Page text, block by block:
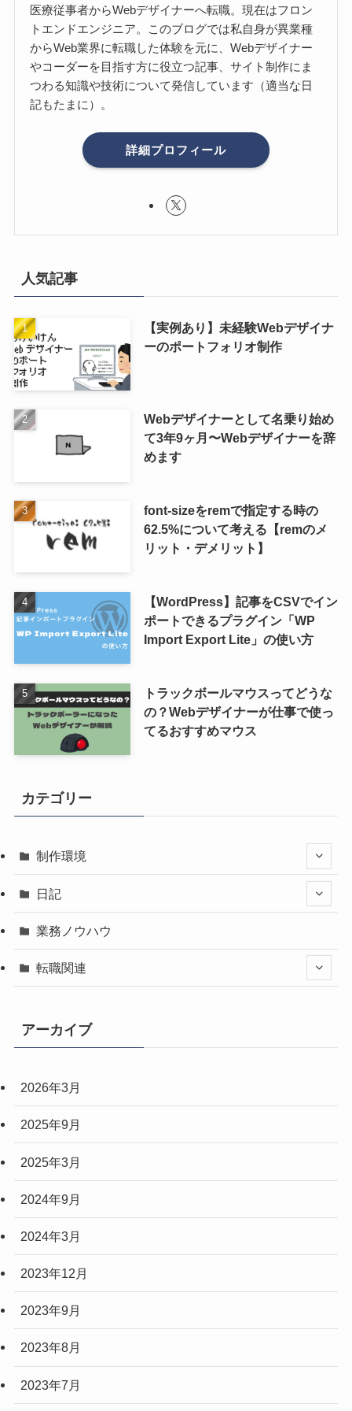
医療従事者からWebデザイナーへ転職。現在はフロン
トエンドエンジニア。このブログでは私自身が異業種
からWeb業界に転職した体験を元に、Webデザイナー
やコーダーを目指す方に役立つ記事、サイト制作にま
つわる知識や技術について発信しています（適当な日
記もたまに）。
詳細プロフィール
人気記事
【実例あり】未経験Webデザイナ
ーのポートフォリオ制作
Webデザイナーとして名乗り始め
て3年9ヶ月〜Webデザイナーを辞
めます
font-sizeをremで指定する時の
62.5%について考える【remのメ
リット・デメリット】
【WordPress】記事をCSVでイン
ポートできるプラグイン「WP
Import Export Lite」の使い方
トラックボールマウスってどうな
の？Webデザイナーが仕事で使っ
てるおすすめマウス
カテゴリー
制作環境
日記
業務ノウハウ
転職関連
アーカイブ
2026年3月
2025年9月
2025年3月
2024年9月
2024年3月
2023年12月
2023年9月
2023年8月
2023年7月